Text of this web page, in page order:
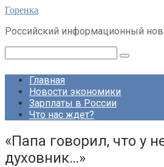
Перейти
контенту
Горенка
Российский информационный
Главная
Новости экономики
Зарплаты в России
Что нас ждет?
«Папа говорил, что у
духовник…»